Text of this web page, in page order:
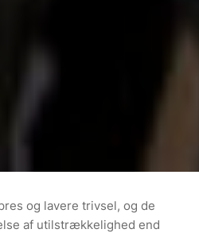
og lavere trivsel, og de
af utilstrækkelighed end